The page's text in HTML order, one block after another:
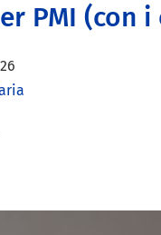
PMI (con i